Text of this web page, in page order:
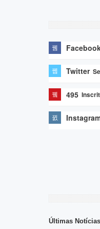
Twitter
495
Últimas Notícias